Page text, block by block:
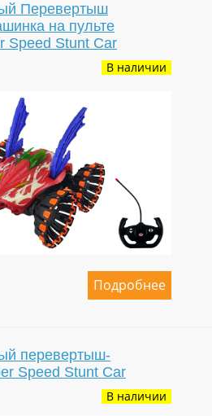
Перевертыш
на пульте
Speed Stunt Car
В наличии
Подробнее
перевертыш-
Speed Stunt Car
В наличии